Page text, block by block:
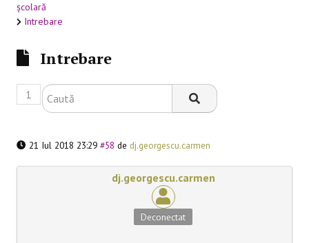
Forum
BLACKBOARD
școlară
Intrebare
Intrebare
1
21 Iul 2018 23:29 #58 de dj.georgescu.carmen
dj.georgescu.carmen
Deconectat